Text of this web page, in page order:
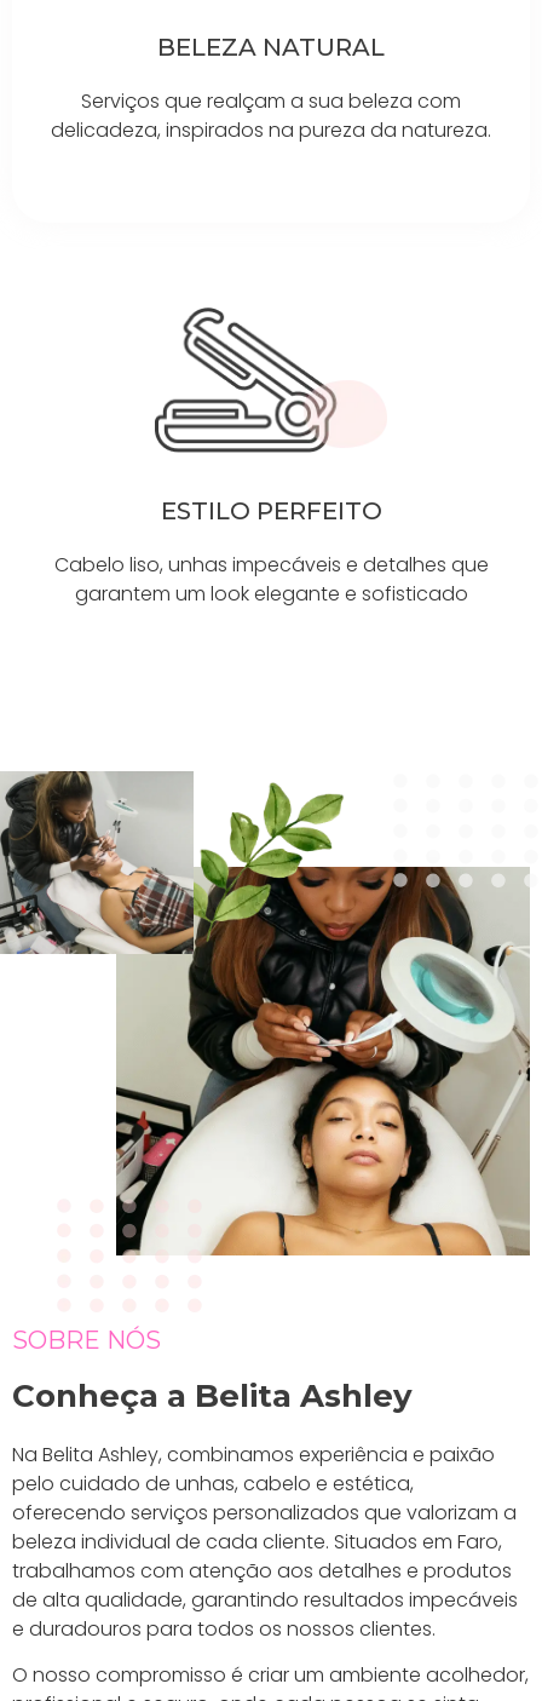
BELEZA NATURAL
Serviços que realçam a sua beleza com
delicadeza, inspirados na pureza da natureza.
ESTILO PERFEITO
Cabelo liso, unhas impecáveis e detalhes que
garantem um look elegante e sofisticado
SOBRE NÓS
Conheça a Belita Ashley
Na Belita Ashley, combinamos experiência e paixão
pelo cuidado de unhas, cabelo e estética,
oferecendo serviços personalizados que valorizam a
beleza individual de cada cliente. Situados em Faro,
trabalhamos com atenção aos detalhes e produtos
de alta qualidade, garantindo resultados impecáveis
e duradouros para todos os nossos clientes.
O nosso compromisso é criar um ambiente acolhedor,